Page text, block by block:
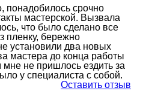
понадобилось срочно
мастерской. Вызвала
что было сделано все
пленку, бережно
установили два новых
мастера до конца работы
не пришлось ездить за
у специалиста с собой.
Оставить отзыв